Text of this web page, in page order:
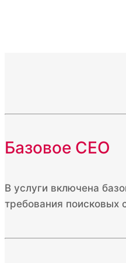
Базовое СЕО
В услуги включена
требования поисковых